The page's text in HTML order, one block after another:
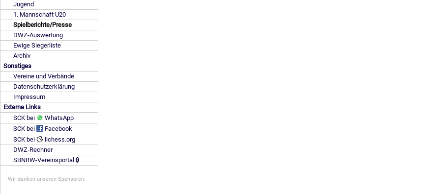
Jugend
1. Mannschaft U20
Spielberichte/Presse
DWZ-Auswertung
Ewige Siegerliste
Archiv
Sonstiges
Vereine und Verbände
Datenschutzerklärung
Impressum
Externe Links
SCK bei
WhatsApp
SCK bei
Facebook
SCK bei
lichess.org
DWZ-Rechner
SBNRW-Vereinsportal 🔒
Wir danken unseren Sponsoren: